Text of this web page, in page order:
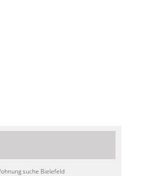
suche Bielefeld